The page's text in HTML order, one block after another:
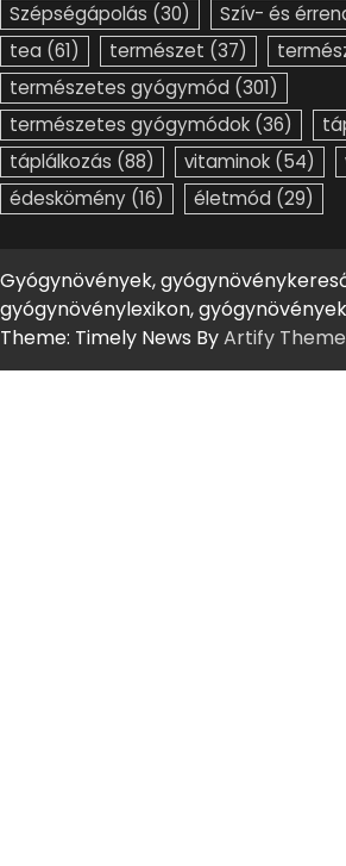
Szépségápolás (30) Szív- és
tea (61) természet (37)
természetes gyógymód (301)
természetes gyógymódok (36)
táplálkozás (88) vitaminok (54)
édeskömény (16) életmód (29)
Gyógynövények,
gyógynövénylexikon,
Theme: Timely News ByArtify